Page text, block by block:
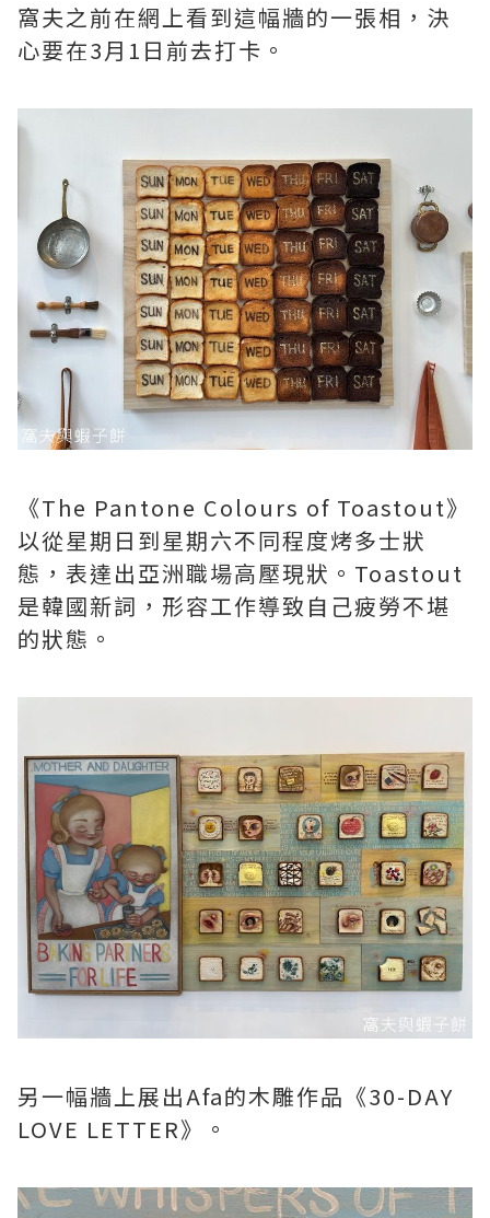
窩夫之前在網上看到這幅牆的一張相，決
心要在3月1日前去打卡。
《The Pantone Colours of Toastout》
以從星期日到星期六不同程度烤多士狀
態，表達出亞洲職場高壓現狀。Toastout
是韓國新詞，形容工作導致自己疲勞不堪
的狀態。
另一幅牆上展出Afa的木雕作品《30-DAY
LOVE LETTER》。